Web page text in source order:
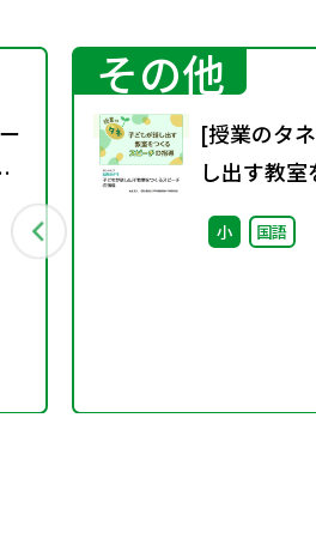
その他
[授業のタ
し出す教
ピーチ」指
小 国語